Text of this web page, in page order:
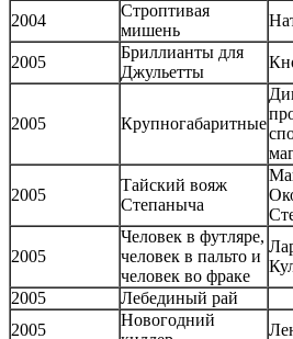
2004
Строптивая
мишень
2005
Бриллианты для
Джульетты
2005 Крупногабаритные
2005
Тайский вояж
Степаныча
2005
Человек в футляре,
человек в пальто и
человек во фраке
2005
Лебединый рай
2005
Новогодний